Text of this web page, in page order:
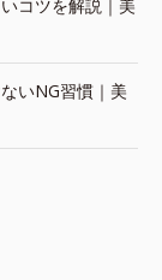
コツを解説｜美
いNG習慣｜美